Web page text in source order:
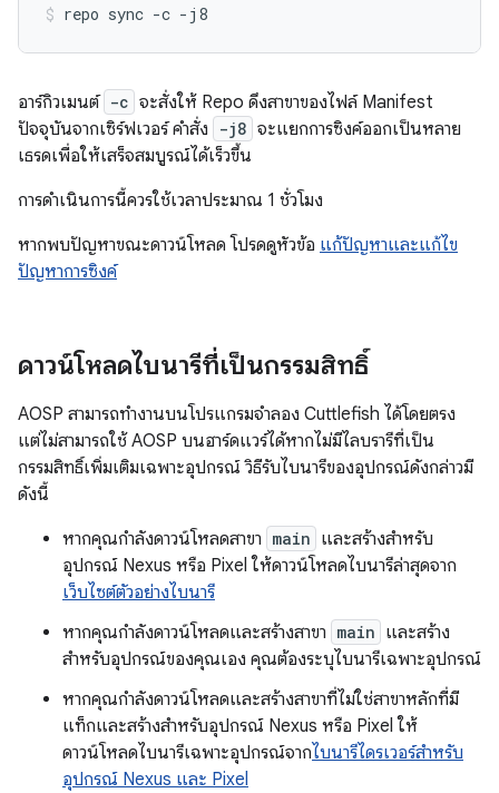
repo sync -c -j8
อาร์กิวเมนต์ -c จะสั่งให้ Repo ดึงสาขาของไฟล์ Manifest
ปัจจุบันจากเซิร์ฟเวอร์ คำสั่ง
-j8 จะแยกการซิงค์ออกเป็นหลาย
เธรดเพื่อให้เสร็จสมบูรณ์ได้เร็วขึ้น
การดำเนินการนี้ควรใช้เวลาประมาณ 1 ชั่วโมง
หากพบปัญหาขณะดาวน์โหลด โปรดดูหัวข้อ แก้ปัญหาและแก้ไข
ปัญหาการซิงค์
ดาวน์โหลดไบนารีที่เป็นกรรมสิทธิ์
AOSP สามารถทำงานบนโปรแกรมจำลอง Cuttlefish ได้โดยตรง
แต่ไม่สามารถใช้ AOSP บนฮาร์ดแวร์ได้หากไม่มีไลบรารีที่เป็น
กรรมสิทธิ์เพิ่มเติมเฉพาะอุปกรณ์ วิธีรับไบนารีของอุปกรณ์ดังกล่าวมี
ดังนี้
หากคุณกำลังดาวน์โหลดสาขา main และสร้างสำหรับ
อุปกรณ์ Nexus หรือ Pixel ให้ดาวน์โหลดไบนารีล่าสุดจาก
เว็บไซต์ตัวอย่างไบนารี
หากคุณกำลังดาวน์โหลดและสร้างสาขา main และสร้าง
สำหรับอุปกรณ์ของคุณเอง คุณต้องระบุไบนารีเฉพาะอุปกรณ์
หากคุณกำลังดาวน์โหลดและสร้างสาขาที่ไม่ใช่สาขาหลักที่มี
แท็กและสร้างสำหรับอุปกรณ์ Nexus หรือ Pixel ให้
ดาวน์โหลดไบนารีเฉพาะอุปกรณ์จากไบนารีไดรเวอร์สำหรับ
อุปกรณ์ Nexus และ Pixel